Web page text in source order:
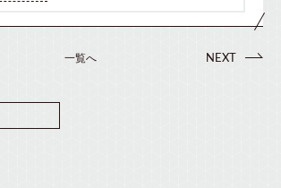
一覧へ NEXT